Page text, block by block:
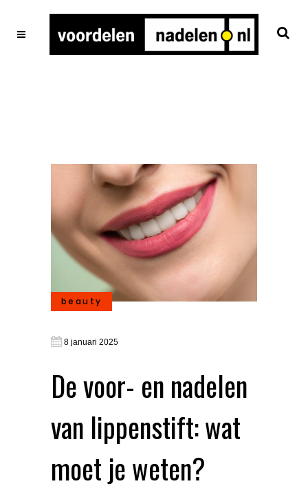
beauty
8 januari 2025
De voor- en nadelen
van lippenstift: wat
moet je weten?